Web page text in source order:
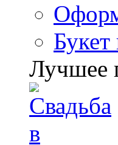
Лучшее